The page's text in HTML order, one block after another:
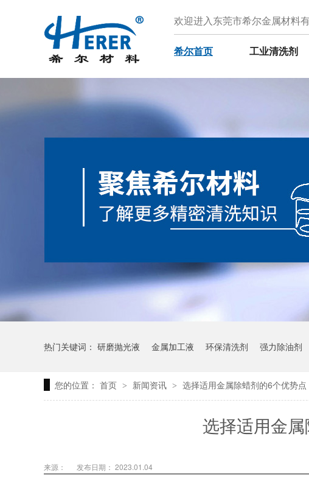
欢迎进入东莞市希尔金属材料
希尔首页 工业清洗剂
热门关键词： 研磨抛光液 金属加工液 环保清洗剂 强力除油剂
您的位置： 首页 > 新闻资讯 > 选择适用金属除蜡剂的6个优势点
选择适用金
来源： 发布日期： 2023.01.04